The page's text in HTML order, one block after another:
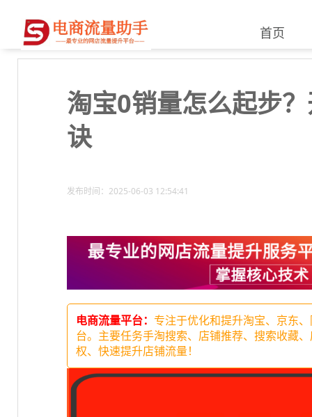
首页
淘宝0销量怎么起步
诀
发布时间：2025-06-03 12:54:41
电商流量平台： 专注于优化和提升淘宝、京东
台。主要任务手淘搜索、店铺推荐、搜索收藏
权、快速提升店铺流量！